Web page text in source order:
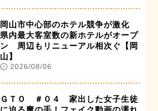
岡山市中心部のホテル競争が激化
県内最大客室数の新ホテルがオープ
ン 周辺もリニューアル相次ぐ【岡
山】
2026/08/06
ＧＴＯ ＃０４ 家出した女子生徒